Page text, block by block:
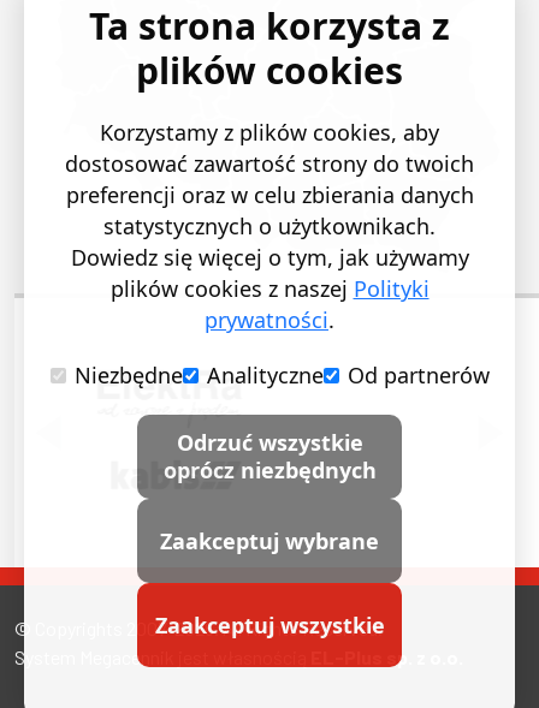
POPRZEDNI SLAJD
© Copyrights 2007-2026. All Rights Reserved.
System Megacennik jest własnością
EL-Plus sp. z o.o.
Ta strona korzysta z
plików cookies
Korzystamy z plików cookies, aby
dostosować zawartość strony do twoich
preferencji oraz w celu zbierania danych
statystycznych o użytkownikach.
Dowiedz się więcej o tym, jak używamy
plików cookies z naszej Polityki
prywatności.
Niezbędne
Analityczne Od partnerów
Odrzuć wszystkie
oprócz niezbędnych
Zaakceptuj wybrane
Zaakceptuj wszystkie